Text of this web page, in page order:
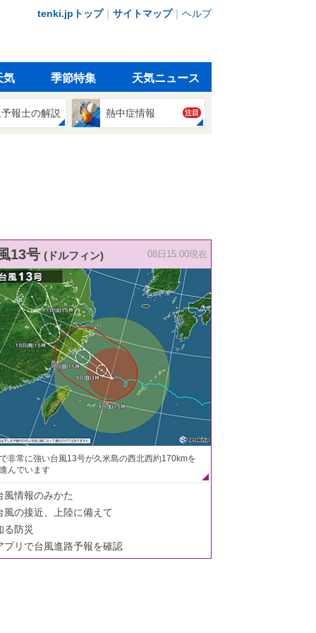
tenki.jpトップ｜ サイトマップ｜ ヘルプ
気 季節特集 天気ニュース
報士の解説 熱中症情報 注目
13号 (ドルフィン) 08日15:00現在
非常に強い台風13号が久米島の西北西約170kmを
んでいます
風情報のみかた
風の接近、上陸に備えて
る防災
プリで台風進路予報を確認